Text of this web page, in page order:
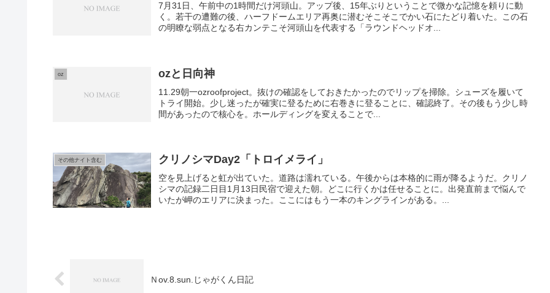
7月31日、午前中の1時間だけ河頭山。アップ後、15年ぶりということで微かな記憶を頼りに動
く。若干の遭難の後、ハーフドームエリア再奥に潜むそこそこでかい石にたどり着いた。この石
の明瞭な弱点となる右カンテこそ河頭山を代表する「ラウンドヘッドオ...
oz ozと日向神
11.29朝一ozroofproject。抜けの確認をしておきたかったのでリップを掃除。シューズを履いて
トライ開始。少し迷ったが確実に登るために右巻きに登ることに、確認終了。その後もう少し時
間があったので核心を。ホールディングを変えることで...
その他ナイト含む クリノシマDay2「トロイメライ」
空を見上げると虹が出ていた。道路は濡れている。午後からは本格的に雨が降るようだ。クリノ
シマの記録二日目1月13日民宿で迎えた朝。どこに行くかは任せることに。出発直前まで悩んで
いたが岬のエリアに決まった。ここにはもう一本のキングラインがある。...
Ｎov.8.sun.じゃがくん日記